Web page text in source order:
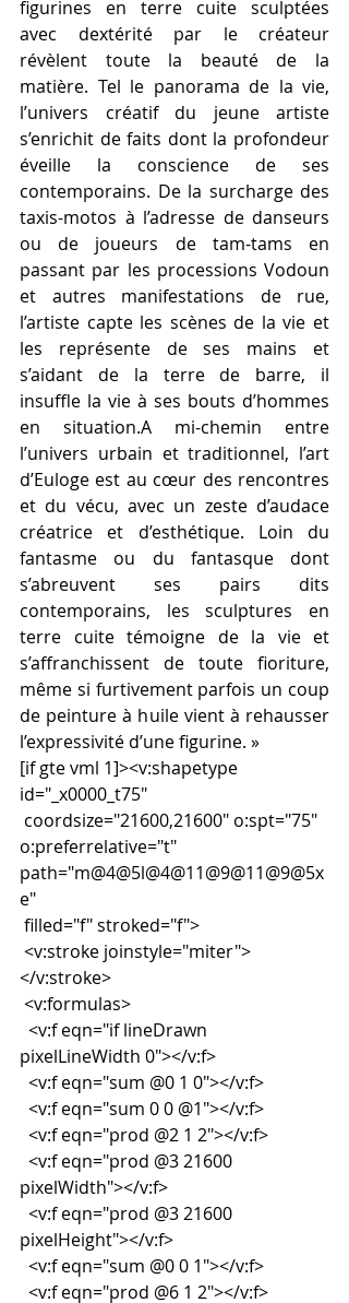
figurines en terre cuite sculptées
avec dextérité par le créateur
révèlent toute la beauté de la
matière. Tel le panorama de la vie,
l’univers créatif du jeune artiste
s’enrichit de faits dont la profondeur
éveille la conscience de ses
contemporains. De la surcharge des
taxis-motos à l’adresse de danseurs
ou de joueurs de tam-tams en
passant par les processions Vodoun
et autres manifestations de rue,
l’artiste capte les scènes de la vie et
les représente de ses mains et
s’aidant de la terre de barre, il
insuffle la vie à ses bouts d’hommes
en situation.A mi-chemin entre
l’univers urbain et traditionnel, l’art
d’Euloge est au cœur des rencontres
et du vécu, avec un zeste d’audace
créatrice et d’esthétique. Loin du
fantasme ou du fantasque dont
s’abreuvent ses pairs dits
contemporains, les sculptures en
terre cuite témoigne de la vie et
s’affranchissent de toute fioriture,
même si furtivement parfois un coup
de peinture à huile vient à rehausser
l’expressivité d’une figurine. »
[if gte vml 1]><v:shapetype
id="_x0000_t75"
o:preferrelative="t"
path="m@4@5l@4@11@9@11@9@5x
e"
filled="f" stroked="f">
</v:stroke>
<v:formulas>
pixelLineWidth 0"></v:f>
  <v:f eqn="sum @0 1 0"></v:f>
  <v:f eqn="sum 0 0 @1"></v:f>
  <v:f eqn="prod @2 1 2"></v:f>
pixelWidth"></v:f>
pixelHeight"></v:f>
  <v:f eqn="sum @0 0 1"></v:f>
  <v:f eqn="prod @6 1 2"></v:f>